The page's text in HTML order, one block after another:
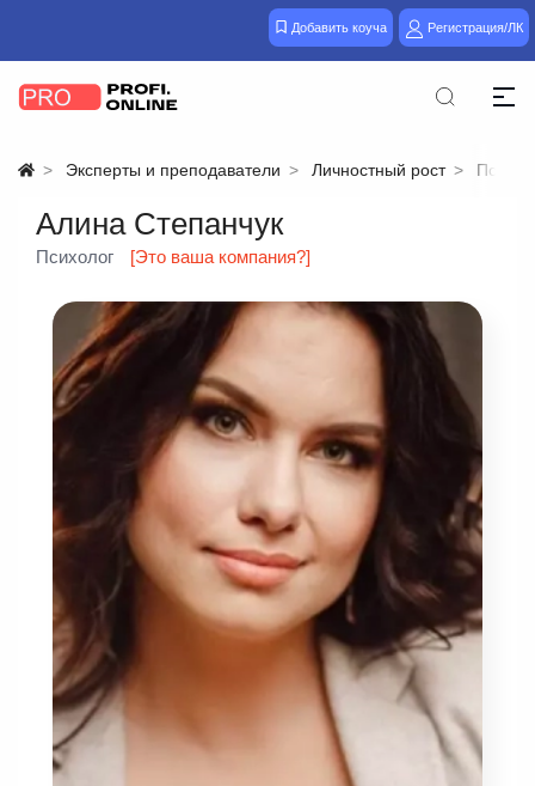
Добавить коуча Регистрация/ЛК
Эксперты и преподаватели Личностный рост
Алина Степанчук
Психолог [Это ваша компания?]